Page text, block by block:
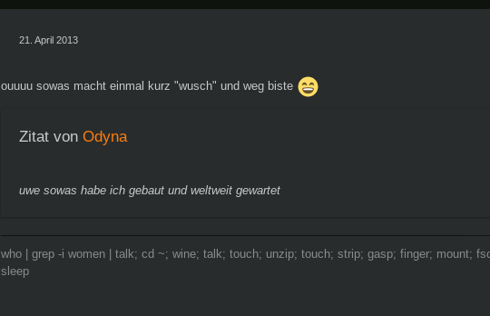
21. April 2013
ouuuu sowas macht einmal kurz "wusch" und weg biste
Zitat vonOdyna
uwe sowas habe ich gebaut und weltweit gewartet
who | grep -i women | talk; cd ~; wine; talk; touch; unzip; touch; strip; gasp; finger; mount;
sleep